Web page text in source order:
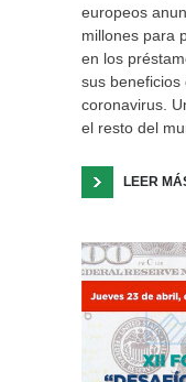
europeos
millones para
en los
sus beneficios
coronavirus.
el resto del
LEER